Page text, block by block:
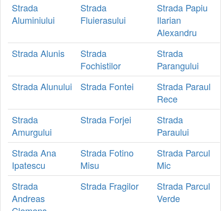
Strada
Aluminiului
Strada
Fluierasului
Strada Papiu
Ilarian
Alexandru
Strada Alunis
Strada
Fochistilor
Strada
Parangului
Strada Alunului
Strada Fontei
Strada Paraul
Rece
Strada
Amurgului
Strada Forjei
Strada
Paraului
Strada Ana
Ipatescu
Strada Fotino
Misu
Strada Parcul
Mic
Strada
Andreas
Strada Fragilor
Strada Parcul
Verde